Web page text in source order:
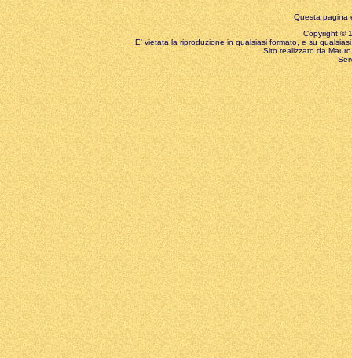
Questa pagina
Copyright ©
E' vietata la riproduzione in qualsiasi formato, e su
Sito realizzato da